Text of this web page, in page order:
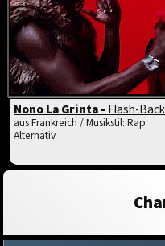
Nono La Grinta -Flash-Back
aus Frankreich / Musikstil: Rap
Alternativ